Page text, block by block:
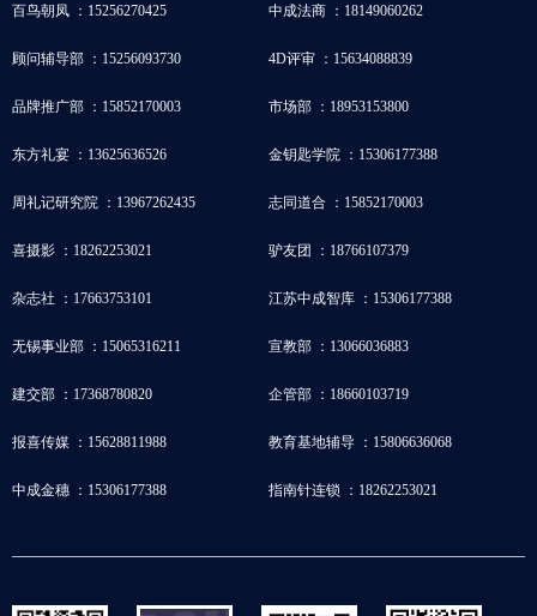
百鸟朝凤 ：15256270425 中成法商 ：18149060262
顾问辅导部 ：15256093730 4D评审 ：15634088839
品牌推广部 ：15852170003 市场部 ：18953153800
东方礼宴 ：13625636526 金钥匙学院 ：15306177388
周礼记研究院 ：13967262435 志同道合 ：15852170003
喜摄影 ：18262253021 驴友团 ：18766107379
杂志社 ：17663753101 江苏中成智库 ：15306177388
无锡事业部 ：15065316211 宣教部 ：13066036883
建交部 ：17368780820 企管部 ：18660103719
报喜传媒 ：15628811988 教育基地辅导 ：15806636068
中成金穗 ：15306177388 指南针连锁 ：18262253021